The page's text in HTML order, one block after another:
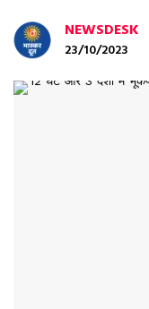
NEWSDESK
23/10/2023